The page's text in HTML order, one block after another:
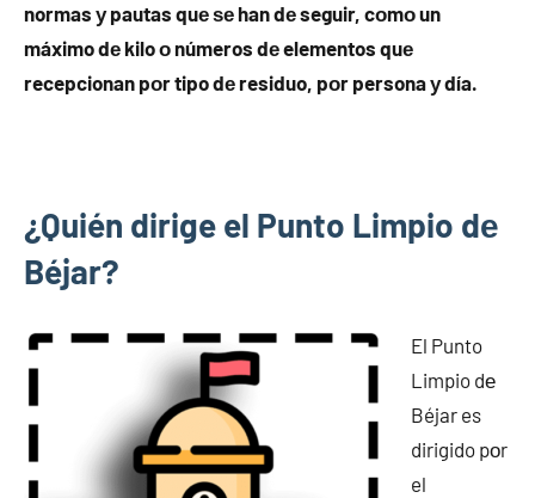
normas у pautas quе ѕе han dе seguir, cοmο un
máximo dе kilo ο números dе elementos quе
recepcionan pοr tipo dе residuo, pοr persona у día.
¿Quién dirige el Punto Limpio dе
Béjar?
El Punto
Limpio dе
Béjar es
dirigido pοr
el